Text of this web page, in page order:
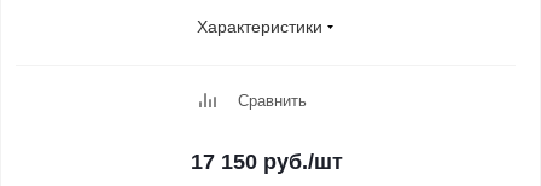
Характеристики
Сравнить
17 150руб./шт